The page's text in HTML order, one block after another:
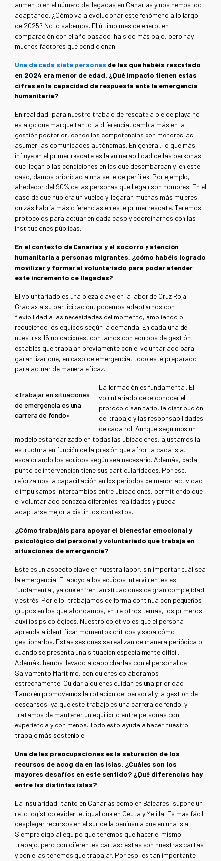
aumento en el número de llegadas en Canarias y nos hemos ido
adaptando. ¿Cómo va a evolucionar este fenómeno a lo largo
de 2025? No lo sabemos. El último mes de enero, en
comparación con el año pasado, ha sido más bajo, pero hay
muchos factores que condicionan.
Una de cada siete personas de las que habéis rescatado
en 2024 era menor de edad. ¿Qué impacto tienen estas
cifras en la capacidad de respuesta ante la emergencia
humanitaria?
En realidad, para nuestro trabajo de rescate a pie de playa no
es algo que marque tanto la diferencia, cambia más en la
gestión posterior, donde las competencias con menores las
asumen las comunidades autónomas. En general, lo que más
influye en el primer rescate es la vulnerabilidad de las personas
que llegan o las condiciones en las que desembarcan y, en este
caso, damos prioridad a una serie de perfiles. Por ejemplo,
alrededor del 90% de las personas que llegan son hombres. En el
caso de que hubiera un vuelco y llegaran muchas más mujeres,
quizás habría más diferencias en este primer rescate. Tenemos
protocolos para actuar en cada caso y coordinarnos con las
instituciones públicas.
En el contexto de Canarias y el socorro y atención
humanitaria a personas migrantes, ¿cómo habéis logrado
movilizar y formar al voluntariado para poder atender
este incremento de llegadas?
El voluntariado es una pieza clave en la labor de Cruz Roja.
Gracias a su participación, podemos adaptarnos con
flexibilidad a las necesidades del momento, ampliando o
reduciendo los equipos según la demanda. En cada una de
nuestras 16 ubicaciones, contamos con equipos de gestión
estables que trabajan previamente con el voluntariado para
garantizar que, en caso de emergencia, todo esté preparado
para actuar de manera eficaz.
«Trabajar en situaciones
de emergencia es una
carrera de fondo»
La formación es fundamental. El
voluntariado debe conocer el
protocolo sanitario, la distribución
del trabajo y las responsabilidades
de cada rol. Aunque seguimos un
modelo estandarizado en todas las ubicaciones, ajustamos la
estructura en función de la presión que afronta cada isla,
escalonando los equipos según sea necesario. Además, cada
punto de intervención tiene sus particularidades. Por eso,
reforzamos la capacitación en los periodos de menor actividad
e impulsamos intercambios entre ubicaciones, permitiendo que
el voluntariado conozca diferentes realidades y pueda
adaptarse mejor a distintos contextos.
¿Cómo trabajáis para apoyar el bienestar emocional y
psicológico del personal y voluntariado que trabaja en
situaciones de emergencia?
Este es un aspecto clave en nuestra labor, sin importar cuál sea
la emergencia. El apoyo a los equipos intervinientes es
fundamental, ya que enfrentan situaciones de gran complejidad
y estrés. Por ello, trabajamos de forma continua con pequeños
grupos en los que abordamos, entre otros temas, los primeros
auxilios psicológicos. Nuestro objetivo es que el personal
aprenda a identificar momentos críticos y sepa cómo
gestionarlos. Estas sesiones se realizan de manera periódica o
cuando se presenta una situación especialmente difícil.
Además, hemos llevado a cabo charlas con el personal de
Salvamento Marítimo, con quienes colaboramos
estrechamente. Cuidar a quienes cuidan es una prioridad.
También promovemos la rotación del personal y la gestión de
descansos, ya que este trabajo es una carrera de fondo, y
tratamos de mantener un equilibrio entre personas con
experiencia y con menos. Todo esto ayuda a hacer nuestro
trabajo más sostenible.
Una de las preocupaciones es la saturación de los
recursos de acogida en las islas. ¿Cuáles son los
mayores desafíos en este sentido? ¿Qué diferencias hay
entre las distintas islas?
La insularidad, tanto en Canarias como en Baleares, supone un
reto logístico evidente, igual que en Ceuta y Melilla. Es más fácil
desplegar recursos en el sur de la península que en una isla.
Siempre digo al equipo que tenemos que hacer el mismo
trabajo, pero con diferentes cartas: estas son nuestras cartas
y con ellas tenemos que trabajar. Por eso, es tan importante